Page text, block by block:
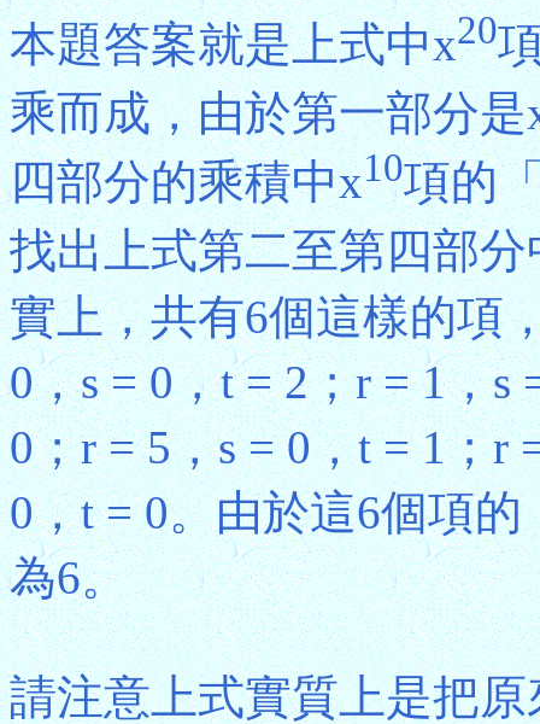
本題答案就是上式中x20
乘而成，由於第一部分是
四部分的乘積中x10項的
找出上式第二至第四部
實上，共有6個這樣的項
0，s = 0，t = 2；r = 1，s
0；r = 5，s = 0，t = 1；r
0，t = 0。由於這6個項
為6。
請注意上式實質上是把